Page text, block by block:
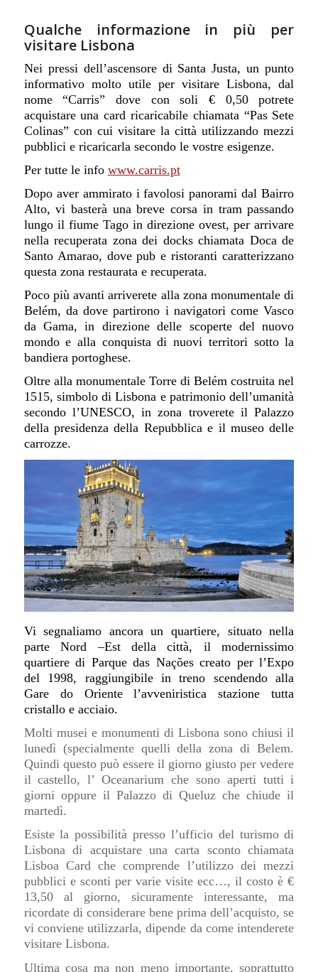
Qualche informazione in più per
visitare Lisbona
Nei pressi dell’ascensore di Santa Justa, un punto
informativo molto utile per visitare Lisbona, dal
nome “Carris” dove con soli € 0,50 potrete
acquistare una card ricaricabile chiamata “Pas Sete
Colinas” con cui visitare la città utilizzando mezzi
pubblici e ricaricarla secondo le vostre esigenze.
Per tutte le info www.carris.pt
Dopo aver ammirato i favolosi panorami dal Bairro
Alto, vi basterà una breve corsa in tram passando
lungo il fiume Tago in direzione ovest, per arrivare
nella recuperata zona dei docks chiamata Doca de
Santo Amarao, dove pub e ristoranti caratterizzano
questa zona restaurata e recuperata.
Poco più avanti arriverete alla zona monumentale di
Belém, da dove partirono i navigatori come Vasco
da Gama, in direzione delle scoperte del nuovo
mondo e alla conquista di nuovi territori sotto la
bandiera portoghese.
Oltre alla monumentale Torre di Belém costruita nel
1515, simbolo di Lisbona e patrimonio dell’umanità
secondo l’UNESCO, in zona troverete il Palazzo
della presidenza della Repubblica e il museo delle
carrozze.
Vi segnaliamo ancora un quartiere, situato nella
parte Nord –Est della città, il modernissimo
quartiere di Parque das Nações creato per l’Expo
del 1998, raggiungibile in treno scendendo alla
Gare do Oriente l’avveniristica stazione tutta
cristallo e acciaio.
Molti musei e monumenti di Lisbona sono chiusi il
lunedì (specialmente quelli della zona di Belem.
Quindi questo può essere il giorno giusto per vedere
il castello, l’ Oceanarium che sono aperti tutti i
giorni oppure il Palazzo di Queluz che chiude il
martedì.
Esiste la possibilità presso l’ufficio del turismo di
Lisbona di acquistare una carta sconto chiamata
Lisboa Card che comprende l’utilizzo dei mezzi
pubblici e sconti per varie visite ecc…, il costo è €
13,50 al giorno, sicuramente interessante, ma
ricordate di considerare bene prima dell’acquisto, se
vi conviene utilizzarla, dipende da come intenderete
visitare Lisbona.
Ultima cosa ma non meno importante, soprattutto